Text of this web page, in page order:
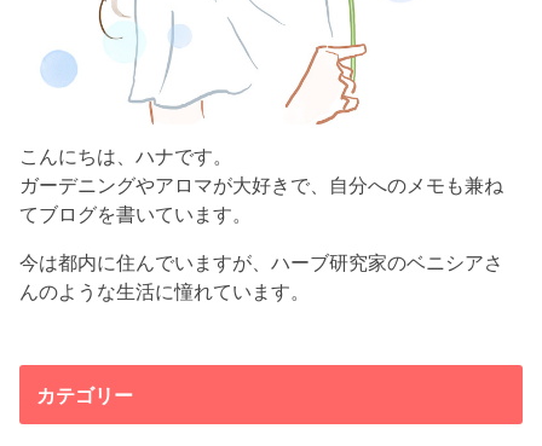
こんにちは、ハナです。
ガーデニングやアロマが大好きで、自分へのメモも兼ね
てブログを書いています。
今は都内に住んでいますが、ハーブ研究家のベニシアさ
んのような生活に憧れています。
カテゴリー